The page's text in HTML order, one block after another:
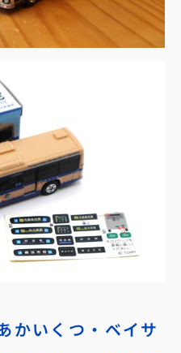
かいくつ・ベイサ